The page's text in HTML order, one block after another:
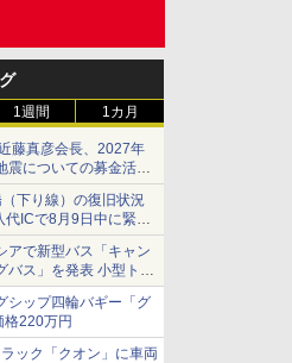
1週間 1カ月
藤真彦会長、2027年
震についての募金活動
下り線）の復旧状況
代ICで8月9日中に緊急
アで新型バス「キャン
バス」を発表 小型トラ
輸送向けバス
シップ四輪バギー「グ
格220万円
ック「クオン」に車両